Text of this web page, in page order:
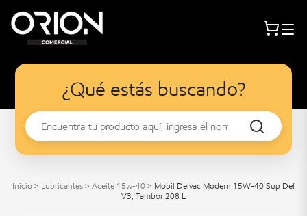
¿Qué estás buscando?
Inicio > Lubricantes > Aceite 15w-40 > Mobil Delvac Modern 15W-40 Sup Def
V3, Tambor 208 L